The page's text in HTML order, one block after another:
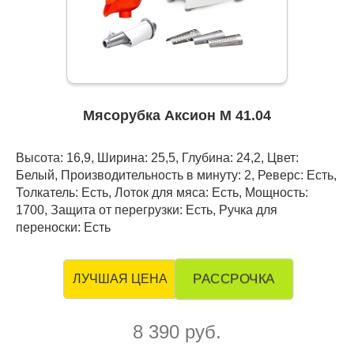
Мясорубка Аксион М 41.04
Высота: 16,9, Ширина: 25,5, Глубина: 24,2, Цвет:
Белый, Производительность в минуту: 2, Реверс: Есть,
Толкатель: Есть, Лоток для мяса: Есть, Мощность:
1700, Защита от перегрузки: Есть, Ручка для
переноски: Есть
ЛУЧШАЯ ЦЕНА РАССРОЧКА
8 390 руб.